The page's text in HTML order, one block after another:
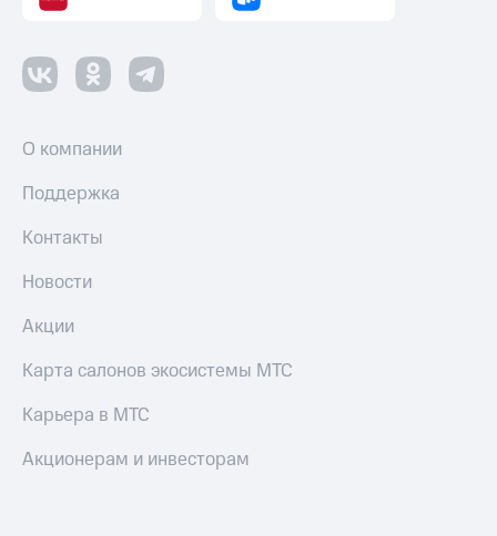
О компании
Поддержка
Контакты
Новости
Акции
Карта салонов экосистемы МТС
Карьера в МТС
Акционерам и инвесторам